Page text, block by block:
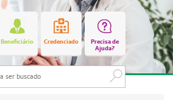
Beneficiário Credenciado
Precisa de
Ajuda?